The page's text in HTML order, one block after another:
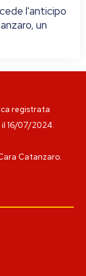
l'anticipo
un
registrata
il 16/07/2024.
Catanzaro.